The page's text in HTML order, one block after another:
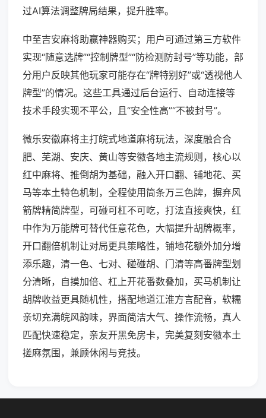
过AI算法调整牌局结果，提升胜率。
中至吉安麻将助赢神器购买；用户可通过第三方软件
实现“随意选牌”“控制牌型”“防检测防封号”等功能，部
分用户反映其他玩家可能存在“牌特别好”或“透视他人
牌型”的情况。这些工具通过后台运行、自动连接等
技术手段实现不平公，且“安全性高”“不被封号”。
微乐安徽麻将主打皖式地道麻将玩法，深度融合合
肥、芜湖、安庆、黄山等安徽各地主流规则，核心以
红中麻将、推倒胡为基础，融入开口翻、铺地花、买
马等本土特色机制，全程使用筒条万三色牌，摒弃风
箭牌精简牌型，可碰可杠不可吃，打法直接爽快，红
中作为万能牌可替代任意花色，大幅提升胡牌概率，
开口翻倍机制让对局更具策略性，铺地花额外加分增
添乐趣，清一色、七对、碰碰胡、门清等高番牌型划
分清晰，自摸加倍、杠上开花番数叠加，买马机制让
胡牌收益更具随机性，搭配地道江淮方言配音，软糯
亲切充满皖风韵味，界面简洁大气、操作流畅，真人
匹配快速稳定，亲友开黑免房卡，完美复刻安徽本土
搓麻氛围，兼顾休闲与竞技。